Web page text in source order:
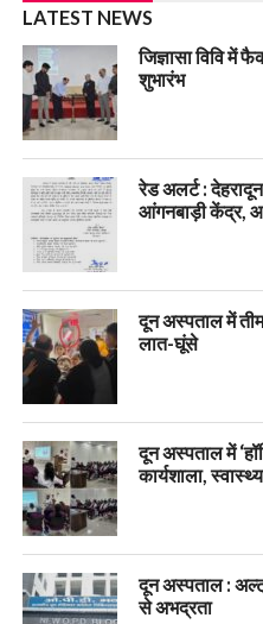
LATEST NEWS
जिज्ञासा विवि में
शुभारंभ
रेड अलर्ट :
आंगनबाड़ी केंद्र,
दून अस्पताल में
लात-घूंसे
दून अस्पताल में
कार्यशाला,
दून अस्पताल :
से अभद्रता